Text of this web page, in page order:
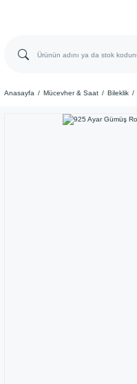
Anasayfa Mücevher & Saat Bileklik